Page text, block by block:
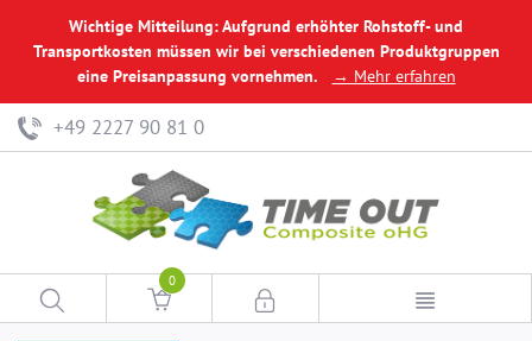
Wichtige Mitteilung: Aufgrund erhöhter Rohstoff- und
Transportkosten müssen wir bei verschiedenen Produktgruppen
eine Preisanpassung vornehmen.
→ Mehr erfahren
+49 2227 90 81 0
0